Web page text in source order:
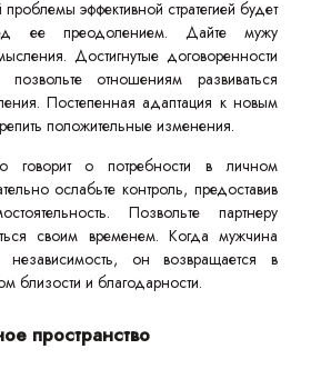
эффективной стратегией будет
ее преодолением. Дайте мужу
Достигнутые договоренности
отношениям развиваться
Постепенная адаптация к новым
положительные изменения.
говорит о потребности в личном
ослабьте контроль, предоставив
Позвольте партнеру
своим временем. Когда мужчина
он возвращается в
близости и благодарности.
пространство